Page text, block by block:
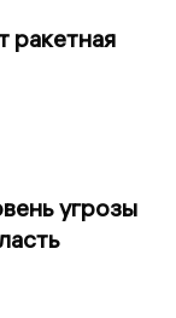
ракетная
угрозы